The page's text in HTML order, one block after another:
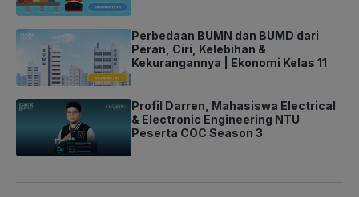
Perbedaan BUMN dan BUMD dari
Peran, Ciri, Kelebihan &
Kekurangannya | Ekonomi Kelas 11
Profil Darren, Mahasiswa Electrical
& Electronic Engineering NTU
Peserta COC Season 3